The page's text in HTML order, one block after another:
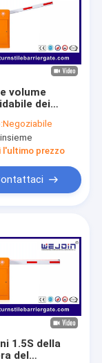
volume
dei
di
inossidabile
Negoziabile
l'ultimo prezzo
1.5S della
del